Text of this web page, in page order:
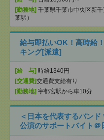
[勤務地] 千葉県千葉市中央区新
葉駅）
給与即払いOK！高時給
キング[派遣]
[給 与] 時給1340円
[交通費]交通費支給有り
[勤務地] 宇都宮駅から車10分
＜日本を代表するバン
公演のサポートバイト